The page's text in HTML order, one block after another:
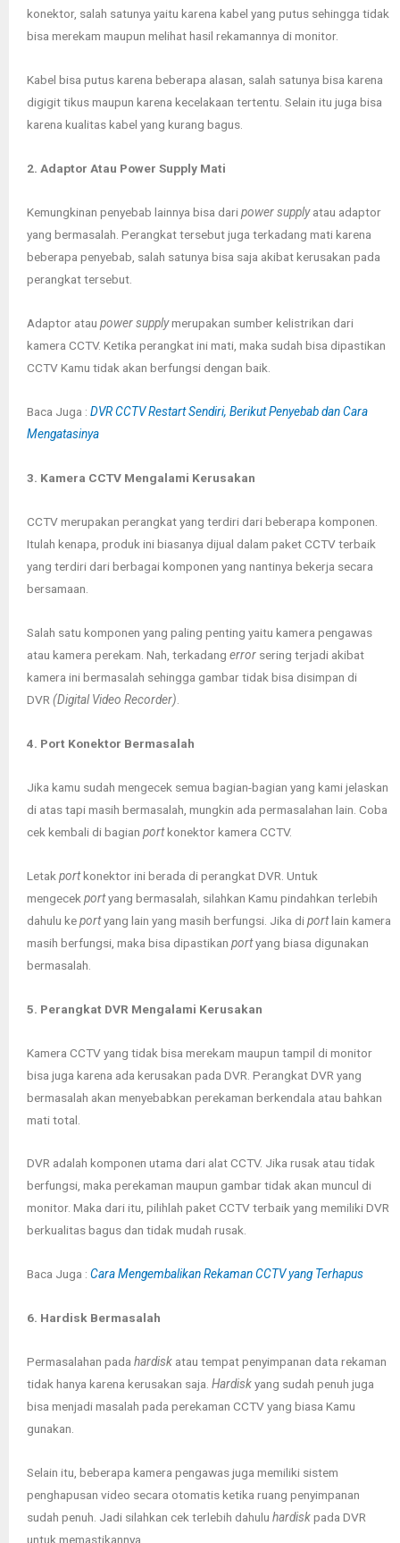
konektor, salah satunya yaitu karena kabel yang putus sehingga tidak
bisa merekam maupun melihat hasil rekamannya di monitor.
Kabel bisa putus karena beberapa alasan, salah satunya bisa karena
digigit tikus maupun karena kecelakaan tertentu. Selain itu juga bisa
karena kualitas kabel yang kurang bagus.
2. Adaptor Atau Power Supply Mati
Kemungkinan penyebab lainnya bisa daripower supplyatau adaptor
yang bermasalah. Perangkat tersebut juga terkadang mati karena
beberapa penyebab, salah satunya bisa saja akibat kerusakan pada
perangkat tersebut.
Adaptor atau power supplymerupakan sumber kelistrikan dari
kamera CCTV. Ketika perangkat ini mati, maka sudah bisa dipastikan
CCTV Kamu tidak akan berfungsi dengan baik.
Baca Juga : DVR CCTV Restart Sendiri, Berikut Penyebab dan Cara
Mengatasinya
3. Kamera CCTV Mengalami Kerusakan
CCTV merupakan perangkat yang terdiri dari beberapa komponen.
Itulah kenapa, produk ini biasanya dijual dalam paket CCTV terbaik
yang terdiri dari berbagai komponen yang nantinya bekerja secara
bersamaan.
Salah satu komponen yang paling penting yaitu kamera pengawas
atau kamera perekam. Nah, terkadang error sering terjadi akibat
kamera ini bermasalah sehingga gambar tidak bisa disimpan di
DVR (Digital Video Recorder)
4. Port Konektor Bermasalah
Jika kamu sudah mengecek semua bagian-bagian yang kami jelaskan
di atas tapi masih bermasalah, mungkin ada permasalahan lain. Coba
cek kembali di bagian portkonektor kamera CCTV.
Letak portkonektor ini berada di perangkat DVR. Untuk
mengecek portyang bermasalah, silahkan Kamu pindahkan terlebih
dahulu keportyang lain yang masih berfungsi. Jika diportlain kamera
masih berfungsi, maka bisa dipastikan portyang biasa digunakan
bermasalah.
5. Perangkat DVR Mengalami Kerusakan
Kamera CCTV yang tidak bisa merekam maupun tampil di monitor
bisa juga karena ada kerusakan pada DVR. Perangkat DVR yang
bermasalah akan menyebabkan perekaman berkendala atau bahkan
mati total.
DVR adalah komponen utama dari alat CCTV. Jika rusak atau tidak
berfungsi, maka perekaman maupun gambar tidak akan muncul di
monitor. Maka dari itu, pilihlah paket CCTV terbaik yang memiliki DVR
berkualitas bagus dan tidak mudah rusak.
Baca Juga : Cara Mengembalikan Rekaman CCTV yang Terhapus
6. Hardisk Bermasalah
Permasalahan pada hardisk atau tempat penyimpanan data rekaman
tidak hanya karena kerusakan saja. Hardiskyang sudah penuh juga
bisa menjadi masalah pada perekaman CCTV yang biasa Kamu
gunakan.
Selain itu, beberapa kamera pengawas juga memiliki sistem
penghapusan video secara otomatis ketika ruang penyimpanan
sudah penuh. Jadi silahkan cek terlebih dahulu hardiskpada DVR
untuk memastikannya.